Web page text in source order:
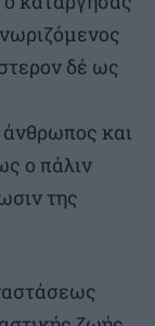
δέ ως
και
ο πάλιν
της